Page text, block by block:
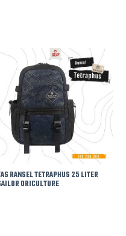
RANSEL TETRAPHUS 25 LITER
ORICULTURE